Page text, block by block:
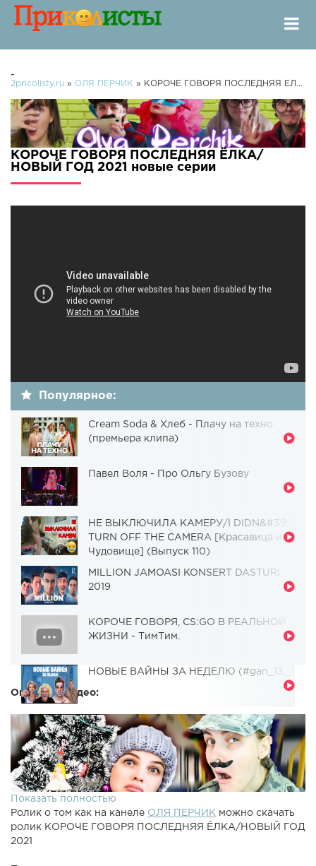
-
2pricolisty.ru » ОЛЯ ПЕРЧИК » КОРОЧЕ ГОВОРЯ ПОСЛЕДНЯЯ ЁЛКА/НОВЫЙ ГОД 2021
КОРОЧЕ ГОВОРЯ ПОСЛЕДНЯЯ ЁЛКА/
НОВЫЙ ГОД 2021 новые серии
Популярное:
Cream Soda & Хлеб - Плачу на техно
(премьера клипа)
Павел Воля - Про Ольгу Бузову
НЕ ВЫКЛЮЧИЛА КАМЕРУ/I DIDN&#39;T
TURN OFF THE CAMERA [Красавица и
Чудовище] (Выпуск 110)
MILLION JAMOASI KONSERT DASTURI
2019
КОРОЧЕ ГОВОРЯ, CS:GO В РЕАЛЬНОЙ
ЖИЗНИ - ТимТим.
НОВЫЕ ВАЙНЫ ЗА НЕДЕЛЮ (#gan_13_)
Описание видео:
Показать полностью
Ролик о том как на канеле ОЛЯ ПЕРЧИК можно скачать
ролик КОРОЧЕ ГОВОРЯ ПОСЛЕДНЯЯ ЁЛКА/НОВЫЙ ГОД
2021